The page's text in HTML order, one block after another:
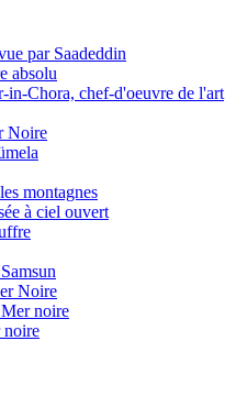
par Saadeddin
absolu
in-Chora, chef-d'oeuvre de l'art
Noire
montagnes
à ciel ouvert
Noire
noire
noire